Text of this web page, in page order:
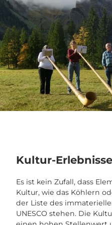
Kultur-Erlebnisse
Es ist kein Zufall, dass
Kultur, wie das Köhlern
der Liste des
UNESCO stehen. Die